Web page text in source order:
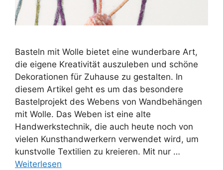
Basteln mit Wolle bietet eine wunderbare Art,
die eigene Kreativität auszuleben und schöne
Dekorationen für Zuhause zu gestalten. In
diesem Artikel geht es um das besondere
Bastelprojekt des Webens von Wandbehängen
mit Wolle. Das Weben ist eine alte
Handwerkstechnik, die auch heute noch von
vielen Kunsthandwerkern verwendet wird, um
kunstvolle Textilien zu kreieren. Mit nur …
Weiterlesen